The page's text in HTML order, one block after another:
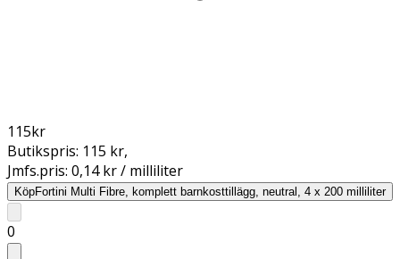
115kr
Butikspris: 115 kr,
Jmfs.pris: 0,14 kr / milliliter
KöpFortini Multi Fibre, komplett barnkosttillägg, neutral, 4 x 200 milliliter
0